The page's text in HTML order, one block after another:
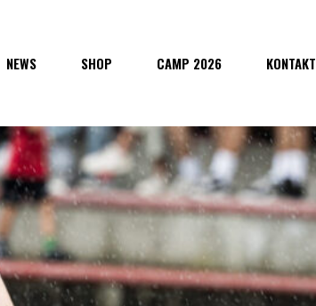
NEWS SHOP CAMP 2026 KONTAKT